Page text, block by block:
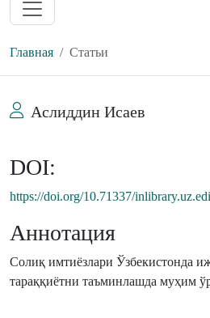
Главная Статьи
Аслиддин Исаев
DOI:
https://doi.org/10.71337/
Аннотация
Солиқ имтиёзлари Ўзбекистонда
тараққиётни таъминлашда муҳим